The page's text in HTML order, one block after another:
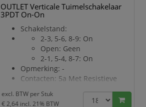
OUTLET Verticale Tuimelschakelaar
3PDT On-On
Schakelstand:
2-3, 5-6, 8-9: On
Open: Geen
2-1, 5-4, 8-7: On
Opmerking: -
Contacten: 5a Met Resistieve
Elektrische Levensduur: 50000
excl. BTW per Stuk
€ 2,64 incl. 21% BTW